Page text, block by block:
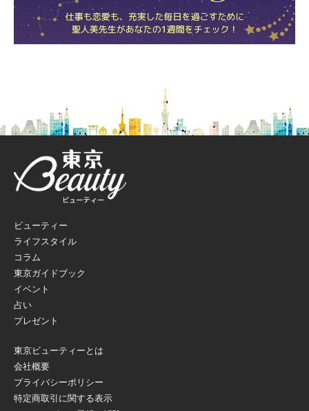
ビューティー
ライフスタイル
コラム
東京ガイドブック
イベント
占い
プレゼント
東京ビューティーとは
会社概要
プライバシーポリシー
特定商取引に関する表示